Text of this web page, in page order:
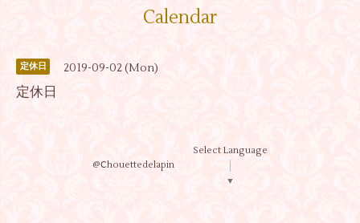
Calendar
定休日 2019-09-02 (Mon)
定休日
@Ⅽhouettedelapin
Select Language
▼